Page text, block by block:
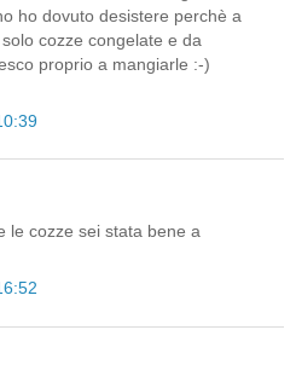
ho dovuto desistere perchè a
cozze congelate e da
proprio a mangiarle :-)
le cozze sei stata bene a